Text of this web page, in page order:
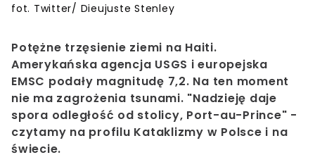
fot. Twitter/ Dieujuste Stenley
Potężne trzęsienie ziemi na Haiti.
Amerykańska agencja USGS i europejska
EMSC podały magnitudę 7,2. Na ten moment
nie ma zagrożenia tsunami. "Nadzieję daje
spora odległość od stolicy, Port-au-Prince" -
czytamy na profilu Kataklizmy w Polsce i na
świecie.